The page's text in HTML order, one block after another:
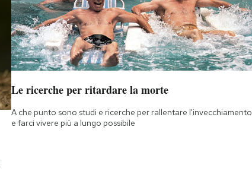
Le ricerche per ritardare la morte
A che punto sono studi e ricerche per rallentare l'invecchiamento
e farci vivere più a lungo possibile